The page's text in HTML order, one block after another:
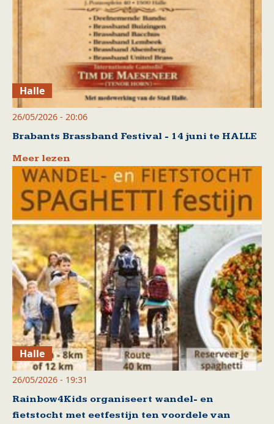
Halle
26/05/2026 - 20:06
Brabants Brassband Festival - 14 juni te HALLE
Meer lezen
Halle
26/05/2026 - 19:31
Rainbow4Kids organiseert wandel- en
fietstocht met eetfestijn ten voordele van